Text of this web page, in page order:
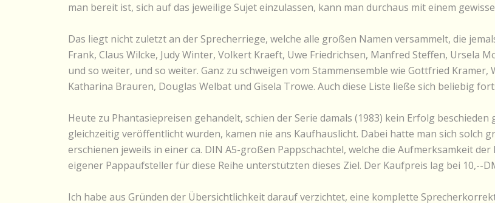
man bereit ist, sich auf das jeweilige Sujet einzulassen, kann man durchaus mit einem
Das liegt nicht zuletzt an der Sprecherriege, welche alle großen Namen versammelt, die
Frank, Claus Wilcke, Judy Winter, Volkert Kraeft, Uwe Friedrichsen, Manfred Steffen, Ursela
und so weiter, und so weiter. Ganz zu schweigen vom Stammensemble wie Gottfried
Katharina Brauren, Douglas Welbat und Gisela Trowe. Auch diese Liste ließe sich beliebig
Heute zu Phantasiepreisen gehandelt, schien der Serie damals (1983) kein Erfolg beschieden
gleichzeitig veröffentlicht wurden, kamen nie ans Kaufhauslicht. Dabei hatte man sich solch
erschienen jeweils in einer ca. DIN A5-großen Pappschachtel, welche die Aufmerksamkeit
eigener Pappaufsteller für diese Reihe unterstützten dieses Ziel. Der Kaufpreis lag bei 10,--
Ich habe aus Gründen der Übersichtlichkeit darauf verzichtet, eine komplette